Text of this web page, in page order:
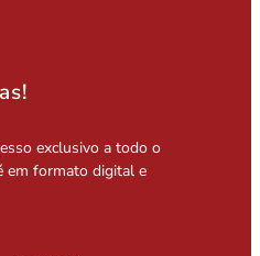
exclusivo a todo o
em formato digital e